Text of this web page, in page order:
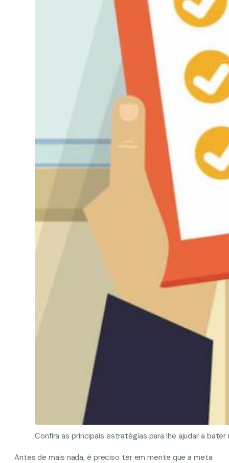
Confira as principais estratégias para lhe ajudar a
Antes de mais nada, é preciso ter em mente que a meta